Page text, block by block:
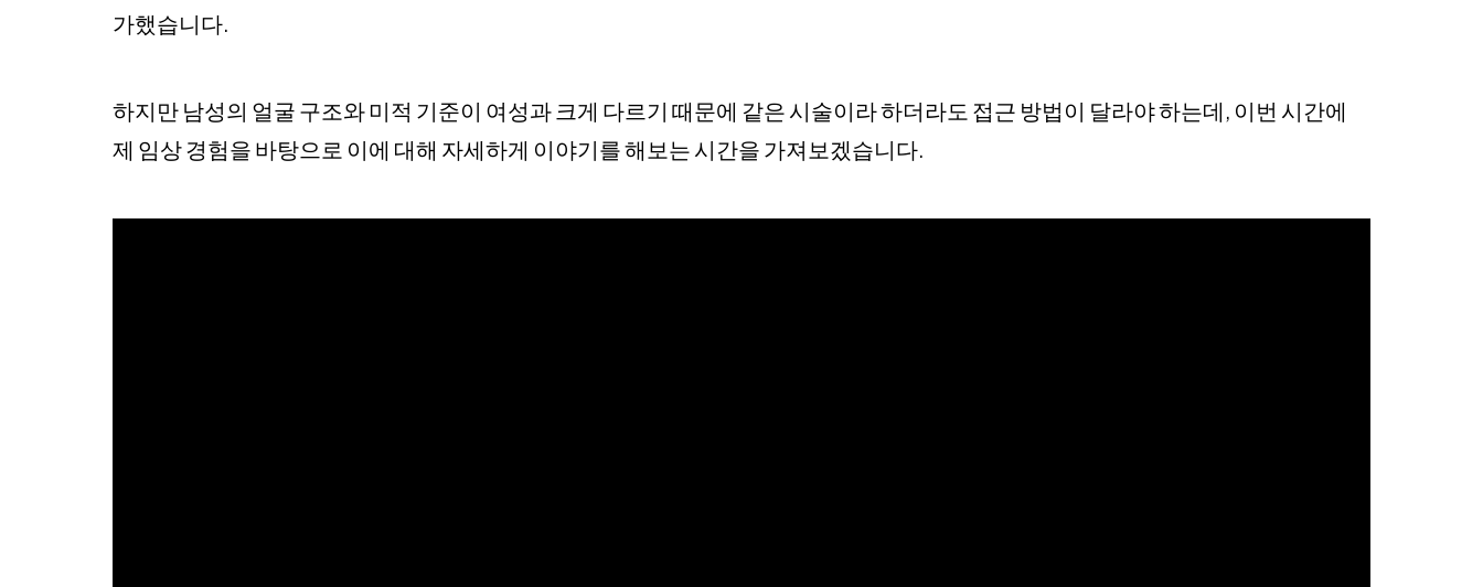
가했습니다.
하지만 남성의 얼굴 구조와 미적 기준이 여성과 크게 다르기 때문에 같은 시술이라 하더라도 접근 방법이 달라야 하는데, 이번 시간에
제 임상 경험을 바탕으로 이에 대해 자세하게 이야기를 해보는 시간을 가져보겠습니다.